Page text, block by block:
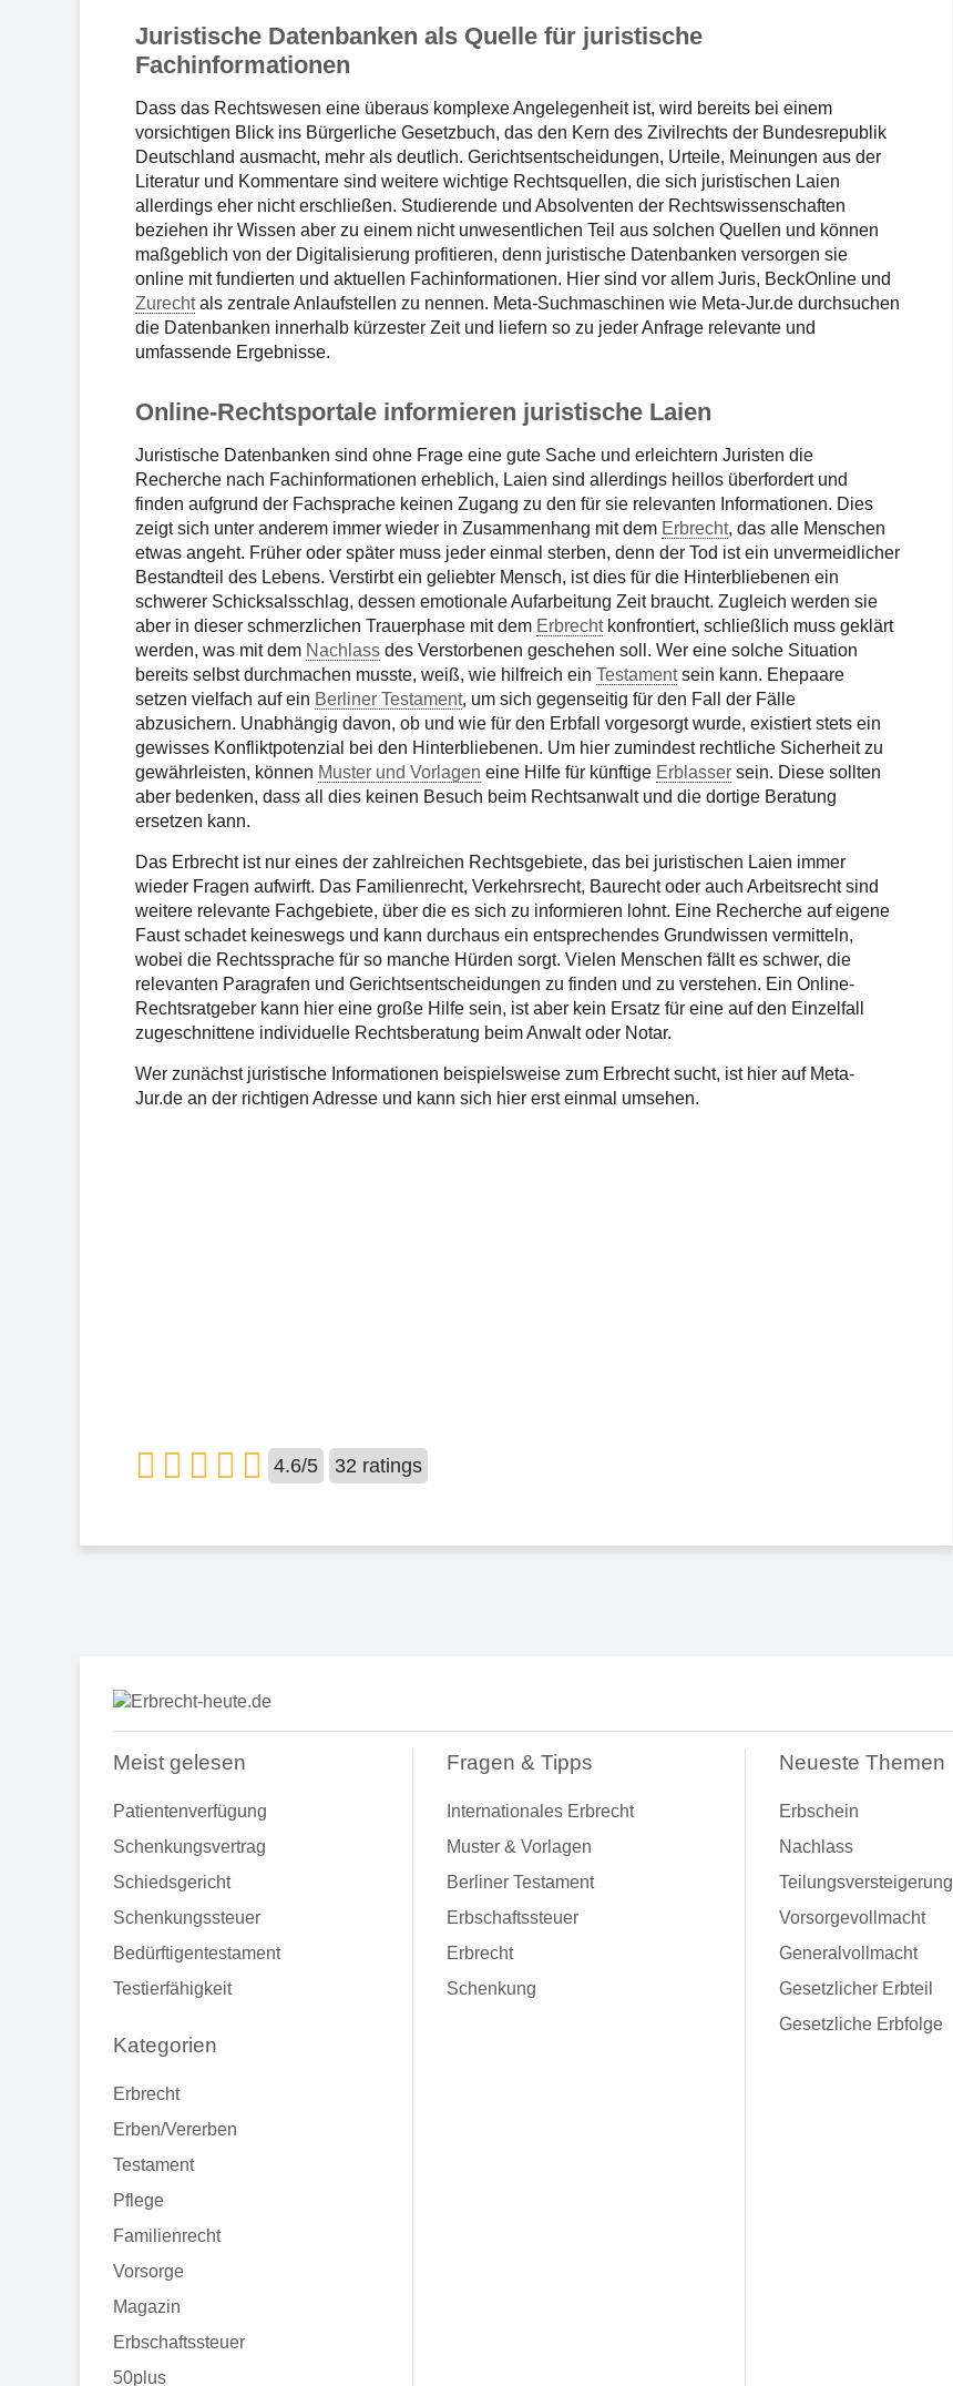
Juristische Datenbanken als Quelle für juristische
Fachinformationen
Dass das Rechtswesen eine überaus komplexe Angelegenheit ist, wird bereits bei einem
vorsichtigen Blick ins Bürgerliche Gesetzbuch, das den Kern des Zivilrechts der Bundesrepublik
Deutschland ausmacht, mehr als deutlich. Gerichtsentscheidungen, Urteile, Meinungen aus der
Literatur und Kommentare sind weitere wichtige Rechtsquellen, die sich juristischen Laien
allerdings eher nicht erschließen. Studierende und Absolventen der Rechtswissenschaften
beziehen ihr Wissen aber zu einem nicht unwesentlichen Teil aus solchen Quellen und können
maßgeblich von der Digitalisierung profitieren, denn juristische Datenbanken versorgen sie
online mit fundierten und aktuellen Fachinformationen. Hier sind vor allem Juris, BeckOnline und
Zurechtals zentrale Anlaufstellen zu nennen. Meta-Suchmaschinen wie Meta-Jur.de durchsuchen
die Datenbanken innerhalb kürzester Zeit und liefern so zu jeder Anfrage relevante und
umfassende Ergebnisse.
Online-Rechtsportale informieren juristische Laien
Juristische Datenbanken sind ohne Frage eine gute Sache und erleichtern Juristen die
Recherche nach Fachinformationen erheblich, Laien sind allerdings heillos überfordert und
finden aufgrund der Fachsprache keinen Zugang zu den für sie relevanten Informationen. Dies
zeigt sich unter anderem immer wieder in Zusammenhang mit dem Erbrecht, das alle Menschen
etwas angeht. Früher oder später muss jeder einmal sterben, denn der Tod ist ein unvermeidlicher
Bestandteil des Lebens. Verstirbt ein geliebter Mensch, ist dies für die Hinterbliebenen ein
schwerer Schicksalsschlag, dessen emotionale Aufarbeitung Zeit braucht. Zugleich werden sie
aber in dieser schmerzlichen Trauerphase mit dem Erbrechtkonfrontiert, schließlich muss geklärt
werden, was mit dem Nachlass des Verstorbenen geschehen soll. Wer eine solche Situation
bereits selbst durchmachen musste, weiß, wie hilfreich ein Testamentsein kann. Ehepaare
setzen vielfach auf ein Berliner Testament, um sich gegenseitig für den Fall der Fälle
abzusichern. Unabhängig davon, ob und wie für den Erbfall vorgesorgt wurde, existiert stets ein
gewisses Konfliktpotenzial bei den Hinterbliebenen. Um hier zumindest rechtliche Sicherheit zu
gewährleisten, können Muster und Vorlagen eine Hilfe für künftige Erblasser sein. Diese sollten
aber bedenken, dass all dies keinen Besuch beim Rechtsanwalt und die dortige Beratung
ersetzen kann.
Das Erbrecht ist nur eines der zahlreichen Rechtsgebiete, das bei juristischen Laien immer
wieder Fragen aufwirft. Das Familienrecht, Verkehrsrecht, Baurecht oder auch Arbeitsrecht sind
weitere relevante Fachgebiete, über die es sich zu informieren lohnt. Eine Recherche auf eigene
Faust schadet keineswegs und kann durchaus ein entsprechendes Grundwissen vermitteln,
wobei die Rechtssprache für so manche Hürden sorgt. Vielen Menschen fällt es schwer, die
relevanten Paragrafen und Gerichtsentscheidungen zu finden und zu verstehen. Ein Online-
Rechtsratgeber kann hier eine große Hilfe sein, ist aber kein Ersatz für eine auf den Einzelfall
zugeschnittene individuelle Rechtsberatung beim Anwalt oder Notar.
Wer zunächst juristische Informationen beispielsweise zum Erbrecht sucht, ist hier auf Meta-
Jur.de an der richtigen Adresse und kann sich hier erst einmal umsehen.
4.6/5 32 ratings
Meist gelesen
Patientenverfügung
Schenkungsvertrag
Schiedsgericht
Schenkungssteuer
Bedürftigentestament
Testierfähigkeit
Kategorien
Erbrecht
Erben/Vererben
Testament
Pflege
Familienrecht
Vorsorge
Magazin
Erbschaftssteuer
50plus
Fragen & Tipps
Internationales Erbrecht
Muster & Vorlagen
Berliner Testament
Erbschaftssteuer
Erbrecht
Schenkung
Neueste Themen
Erbschein
Nachlass
Teilungsversteigerung
Vorsorgevollmacht
Generalvollmacht
Gesetzlicher Erbteil
Gesetzliche Erbfolge